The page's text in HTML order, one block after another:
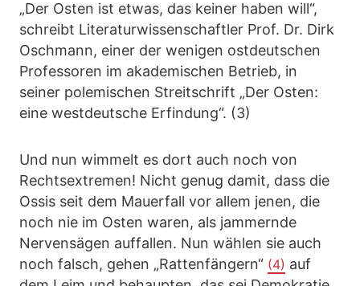
„Der Osten ist etwas, das keiner haben will“,
schreibt Literaturwissenschaftler Prof. Dr. Dirk
Oschmann, einer der wenigen ostdeutschen
Professoren im akademischen Betrieb, in
seiner polemischen Streitschrift „Der Osten:
eine westdeutsche Erfindung“. (3)
Und nun wimmelt es dort auch noch von
Rechtsextremen! Nicht genug damit, dass die
Ossis seit dem Mauerfall vor allem jenen, die
noch nie im Osten waren, als jammernde
Nervensägen auffallen. Nun wählen sie auch
noch falsch, gehen „Rattenfängern“ (4) auf